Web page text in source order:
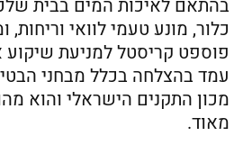
בהתאם לאיכות המים בבית
כלור, מונע טעמי לוואי וריחות,
פוספט קריסטל למניעת
עמד בהצלחה בכלל מבחני
מכון התקנים הישראלי והוא
מאוד.